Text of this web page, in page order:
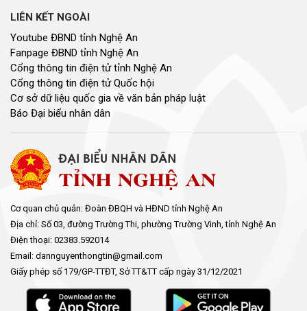
LIÊN KẾT NGOÀI
Youtube ĐBND tỉnh Nghệ An
Fanpage ĐBND tỉnh Nghệ An
Cổng thông tin điện tử tỉnh Nghệ An
Cổng thông tin điện tử Quốc hội
Cơ sở dữ liệu quốc gia về văn bản pháp luật
Báo Đại biểu nhân dân
Cơ quan chủ quản: Đoàn ĐBQH và HĐND tỉnh Nghệ An
Địa chỉ: Số 03, đường Trường Thi, phường Trường Vinh, tỉnh Nghệ An
Điện thoại: 02383.592014
Email: dannguyenthongtin@gmail.com
Giấy phép số 179/GP-TTĐT, Sở TT&TT cấp ngày 31/12/2021